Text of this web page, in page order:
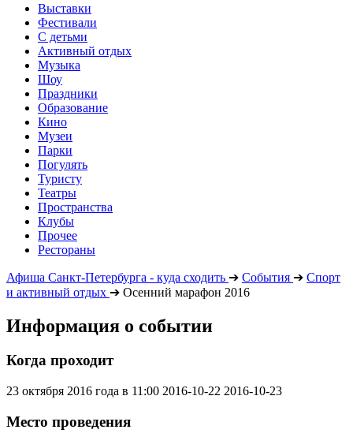
Выставки
Фестивали
С детьми
Активный отдых
Музыка
Шоу
Праздники
Образование
Кино
Музеи
Парки
Погулять
Туристу
Театры
Пространства
Клубы
Прочее
Рестораны
Афиша Санкт-Петербурга - куда сходить ➔ События ➔ Спорт
и активный отдых ➔ Осенний марафон 2016
Информация о событии
Когда проходит
23 октября 2016 года в 11:00 2016-10-22 2016-10-23
Место проведения